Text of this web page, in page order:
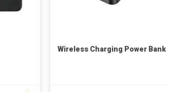
Wireless Charging Power Bank